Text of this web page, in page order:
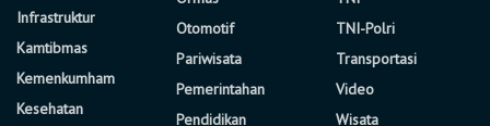
Infrastruktur
Kamtibmas
Kemenkumham
Kesehatan
Otomotif
Pariwisata
Pemerintahan
Pendidikan
TNI-Polri
Transportasi
Video
Wisata